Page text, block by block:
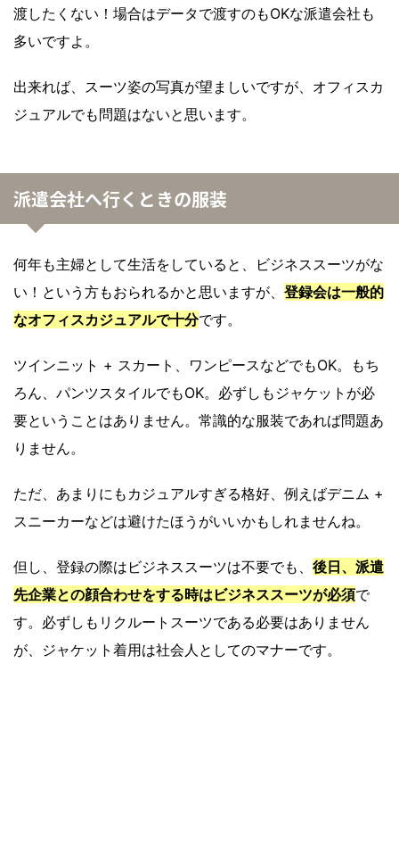
渡したくない！場合はデータで渡すのもOKな派遣会社も
多いですよ。
出来れば、スーツ姿の写真が望ましいですが、オフィスカ
ジュアルでも問題はないと思います。
派遣会社へ行くときの服装
何年も主婦として生活をしていると、ビジネススーツがな
い！という方もおられるかと思いますが、 登録会は一般的
なオフィスカジュアルで十分です。
ツインニット + スカート、ワンピースなどでもOK。もち
ろん、パンツスタイルでもOK。必ずしもジャケットが必
要ということはありません。常識的な服装であれば問題あ
りません。
ただ、あまりにもカジュアルすぎる格好、例えばデニム +
スニーカーなどは避けたほうがいいかもしれませんね。
但し、登録の際はビジネススーツは不要でも、 後日、派遣
先企業との顔合わせをする時はビジネススーツが必須で
す。必ずしもリクルートスーツである必要はありません
が、ジャケット着用は社会人としてのマナーです。